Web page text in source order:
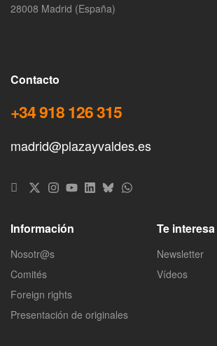
28008 Madrid (España)
Contacto
+34 918 126 315
madrid@plazayvaldes.es
Información
Nosotr@s
Comités
Foreign rights
Presentación de originales
Te interesa
Newsletter
Vídeos